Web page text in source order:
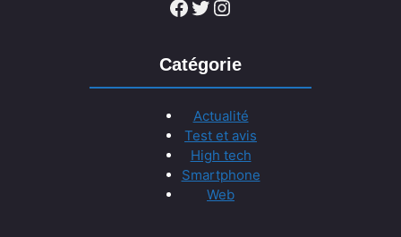
Facebook Twitter Instagram
Catégorie
Actualité
Test et avis
High tech
Smartphone
Web